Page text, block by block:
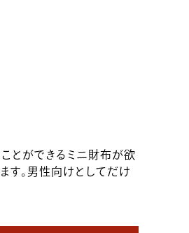
とができるミニ財布が欲
す。男性向けとしてだけ